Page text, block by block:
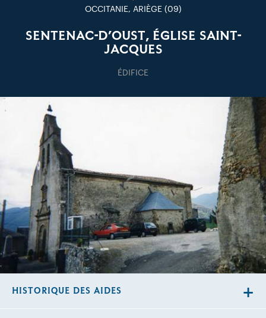
OCCITANIE, ARIÈGE (09)
SENTENAC-D’OUST, ÉGLISE SAINT-
JACQUES
ÉDIFICE
HISTORIQUE DES AIDES